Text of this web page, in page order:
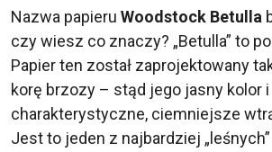
Nazwa papieru Woodstock Betulla
czy wiesz co znaczy? „Betulla” to
Papier ten został zaprojektowany
korę brzozy – stąd jego jasny kolor i
charakterystyczne, ciemniejsze
Jest to jeden z najbardziej